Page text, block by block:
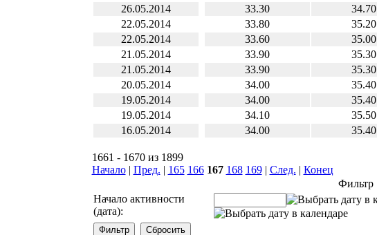
26.05.2014
33.30 34.70
22.05.2014
33.80 35.20
22.05.2014
33.60 35.00
21.05.2014
33.90 35.30
21.05.2014
33.90 35.30
20.05.2014
34.00 35.40
19.05.2014
34.00 35.40
19.05.2014
34.10 35.50
16.05.2014
34.00 35.40
1661 - 1670 из 1899
Начало| Пред. | 165 166 167 168 169| След. | Конец
Фильтр
Начало активности
(дата):